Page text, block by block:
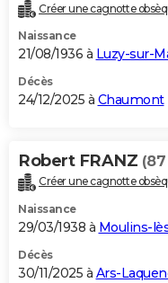
Créer une cagnotte
Naissance
21/08/1936 à Luzy-sur-
Décès
24/12/2025 à Chaumont
Robert FRANZ
Créer une cagnotte
Naissance
29/03/1938 à Moulins-
Décès
30/11/2025 à Ars-